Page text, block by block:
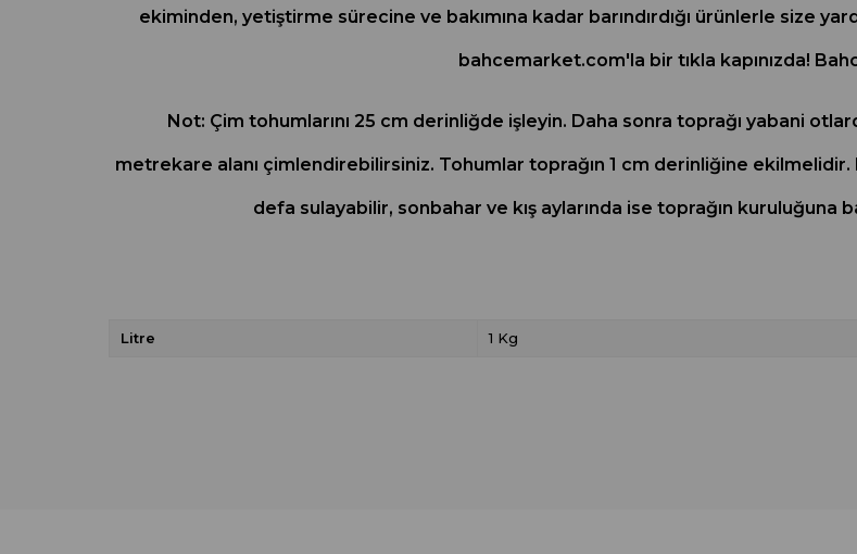
ekiminden, yetiştirme sürecine ve bakımına kadar barındırdığı ürünlerle size
bahcemarket.com'la bir tıkla kapınızda!
Not: Çim tohumlarını 25 cm derinliğde işleyin. Daha sonra toprağı yabani
metrekare alanı çimlendirebilirsiniz. Tohumlar toprağın 1 cm derinliğine ekilmelidir.
defa sulayabilir, sonbahar ve kış aylarında ise toprağın kuruluğuna
Litre 1 Kg